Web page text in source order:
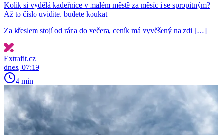
Kolik si vydělá kadeřnice v malém městě za měsíc i se spropitným?
Až to číslo uvidíte, budete koukat
Za křeslem stojí od rána do večera, ceník má vyvěšený na zdi […]
Extrafit.cz
dnes, 07:19
4 min